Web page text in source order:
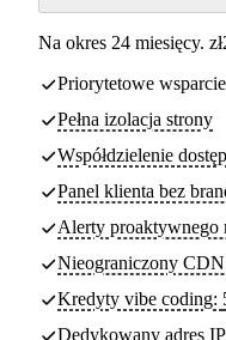
Na okres 24 miesięcy.
Priorytetowe
Pełna izolacja strony
Współdzielenie
Panel klienta bez
Alerty proaktywnego
Nieograniczony
Kredyty vibe coding:
Dedykowany adres IP